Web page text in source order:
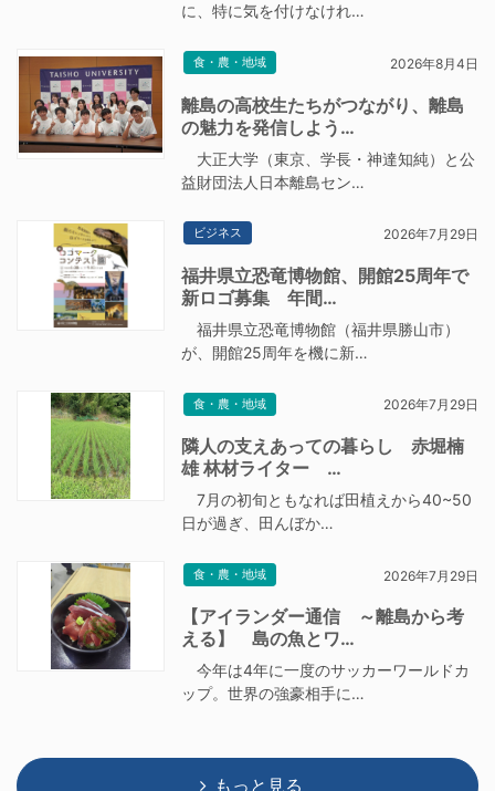
に、特に気を付けなけれ…
食・農・地域 2026年8月4日
離島の高校生たちがつながり、離島
の魅力を発信しよう…
大正大学（東京、学長・神達知純）と公
益財団法人日本離島セン…
ビジネス 2026年7月29日
福井県立恐竜博物館、開館25周年で
新ロゴ募集 年間…
福井県立恐竜博物館（福井県勝山市）
が、開館25周年を機に新…
食・農・地域 2026年7月29日
隣人の支えあっての暮らし 赤堀楠
雄 林材ライター …
7月の初旬ともなれば田植えから40~50
日が過ぎ、田んぼか…
食・農・地域 2026年7月29日
【アイランダー通信 ～離島から考
える】 島の魚とワ…
今年は4年に一度のサッカーワールドカ
ップ。世界の強豪相手に…
もっと見る